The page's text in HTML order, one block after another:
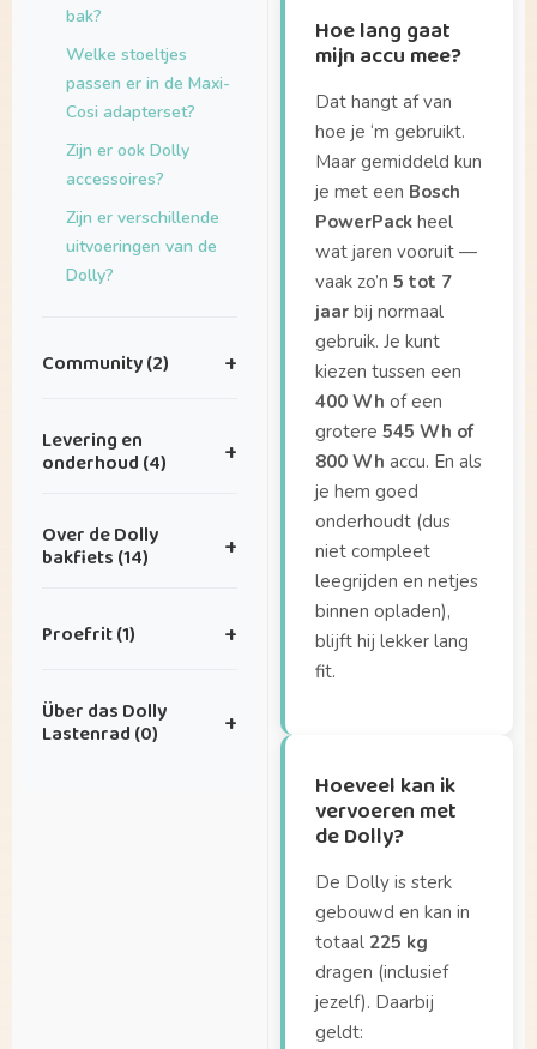
bak?
Welke stoeltjes
passen er in de Maxi-
Cosi adapterset?
Zijn er ook Dolly
accessoires?
Zijn er verschillende
uitvoeringen van de
Dolly?
Community (2) +
een leuke
foto’s die ik met jullie
Levering en
onderhoud (4) +
inplannen?
nodig?
garantie?
Wat is de levertijd?
Over de Dolly
bakfiets (14) +
eigenlijk?
op één volle accu?
Hoeveel kan ik
Proefrit (1) +
testen?
Über das Dolly
Lastenrad (0) +
Hoe lang gaat
mijn accu mee?
Dat hangt af van
hoe je ‘m gebruikt.
Maar gemiddeld kun
je met een Bosch
PowerPack heel
wat jaren vooruit —
vaak zo’n5 tot 7
jaar bij normaal
gebruik. Je kunt
kiezen tussen een
400 Wh of een
grotere545 Wh of
800 Whaccu. En als
je hem goed
onderhoudt (dus
niet compleet
leegrijden en netjes
binnen opladen),
blijft hij lekker lang
fit.
Hoeveel kan ik
vervoeren met
de Dolly?
De Dolly is sterk
gebouwd en kan in
totaal 225 kg
dragen (inclusief
jezelf). Daarbij
geldt: